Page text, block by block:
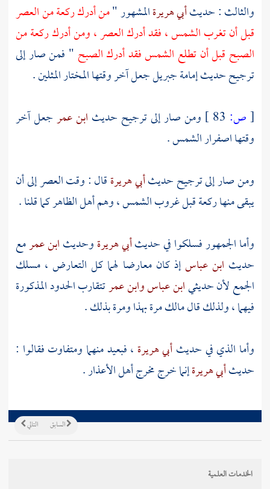
والثالث : حديثأبي هريرةالمشهور "من أدرك ركعة من العصر
قبل أن تغرب الشمس ، فقد أدرك العصر ، ومن أدرك ركعة من
الصبح قبل أن تطلع الشمس فقد أدرك الصبح " فمن صار إلى
ترجيح حديث إمامةجبريلجعل آخر وقتها المختار المثلين .
[ص: ومن صار إلى ترجيح حديث ابن عمرجعل آخر
وقتها اصفرار الشمس .
ومن صار إلى ترجيح حديثأبي هريرةقال : وقت العصر إلى أن
يبقى منها ركعة قبل غروب الشمس ، وهم أهل الظاهر كما قلنا .
وأما الجمهور فسلكوا في حديثأبي هريرةوحديثابن عمرمع
حديث ابن عباسإذ كان معارضا لهما كل التعارض ، مسلك
الجمع لأن حديثيابن عباسوابن عمرتتقارب الحدود المذكورة
فيهما ، ولذلك قالمالكمرة بهذا ومرة بذلك .
وأما الذي في حديثأبي هريرة ، فبعيد منهما ومتفاوت فقالوا :
حديثأبي هريرةإنما خرج مخرج أهل الأعذار‌‌‌‌‌‌‌ .
التالي السابق
الخدمات العلمية